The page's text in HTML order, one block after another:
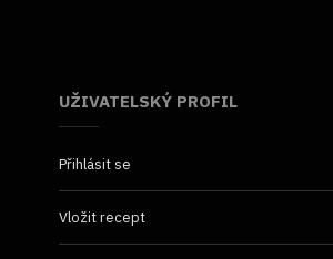
UŽIVATELSKÝ PROFIL
Přihlásit se
Vložit recept